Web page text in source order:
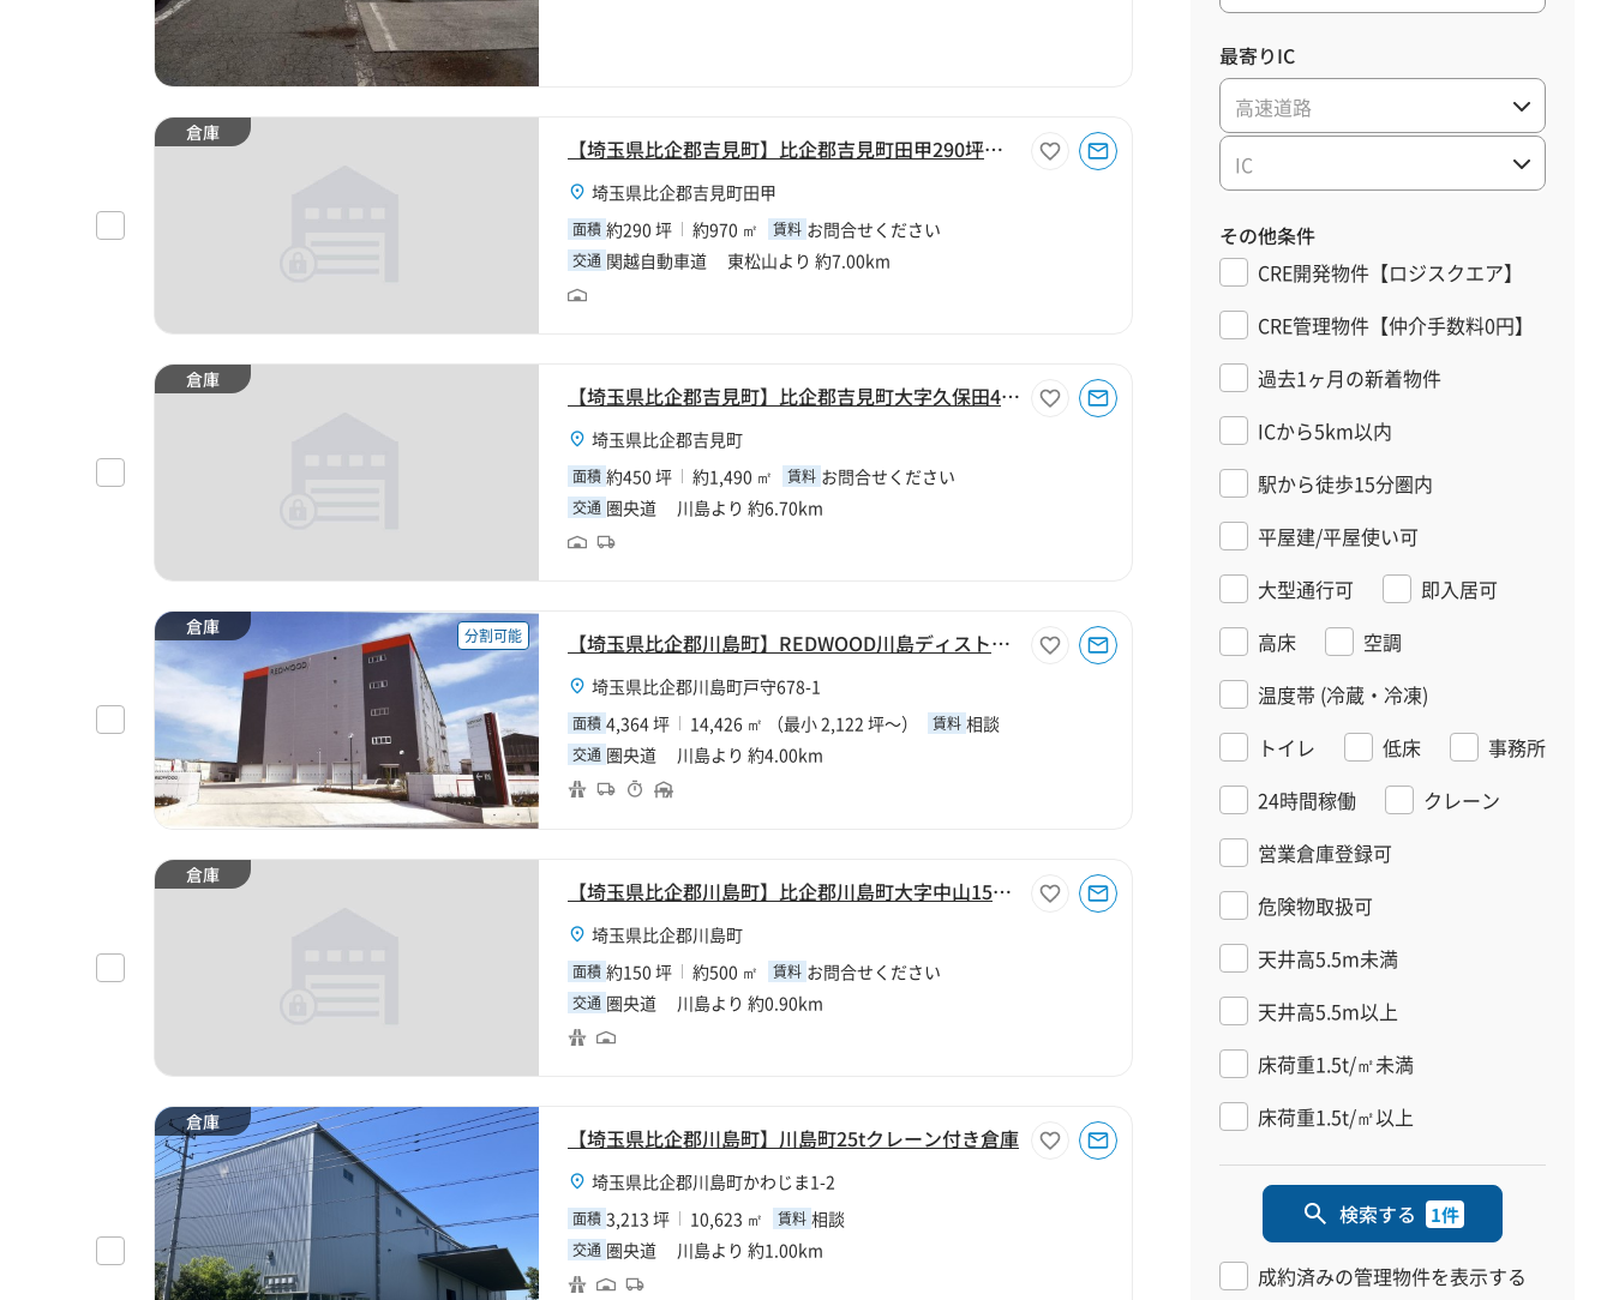
倉庫
【埼玉県比企郡吉見町】比企郡吉見町田甲290坪倉庫
埼玉県比企郡吉見町田甲
面積 約290 坪 約970 ㎡ 賃料 お問合せください
交通 関越自動車道 東松山より 約7.00km
倉庫
【埼玉県比企郡吉見町】比企郡吉見町大字久保田450坪倉庫
埼玉県比企郡吉見町
面積 約450 坪 約1,490 ㎡ 賃料 お問合せください
交通 圏央道 川島より 約6.70km
倉庫 分割可能 【埼玉県比企郡川島町】REDWOOD川島ディストリビューションセンター
埼玉県比企郡川島町戸守678-1
面積 4,364 坪 14,426 ㎡ （最小 2,122 坪～） 賃料 相談
交通 圏央道 川島より 約4.00km
倉庫
【埼玉県比企郡川島町】比企郡川島町大字中山150坪倉庫
埼玉県比企郡川島町
面積 約150 坪 約500 ㎡ 賃料 お問合せください
交通 圏央道 川島より 約0.90km
倉庫
【埼玉県比企郡川島町】川島町25tクレーン付き倉庫
埼玉県比企郡川島町かわじま1-2
面積 3,213 坪 10,623 ㎡ 賃料 相談
交通 圏央道 川島より 約1.00km
最寄りIC
高速道路
IC
その他条件
CRE開発物件【ロジスクエア】
CRE管理物件【仲介手数料0円】
過去1ヶ月の新着物件
ICから5km以内
駅から徒歩15分圏内
平屋建/平屋使い可
大型通行可
即入居可
高床
空調
温度帯 (冷蔵・冷凍)
トイレ
低床
事務所
24時間稼働
クレーン
営業倉庫登録可
危険物取扱可
天井高5.5m未満
天井高5.5m以上
床荷重1.5t/㎡未満
床荷重1.5t/㎡以上
検索する 1件
成約済みの管理物件を表示する